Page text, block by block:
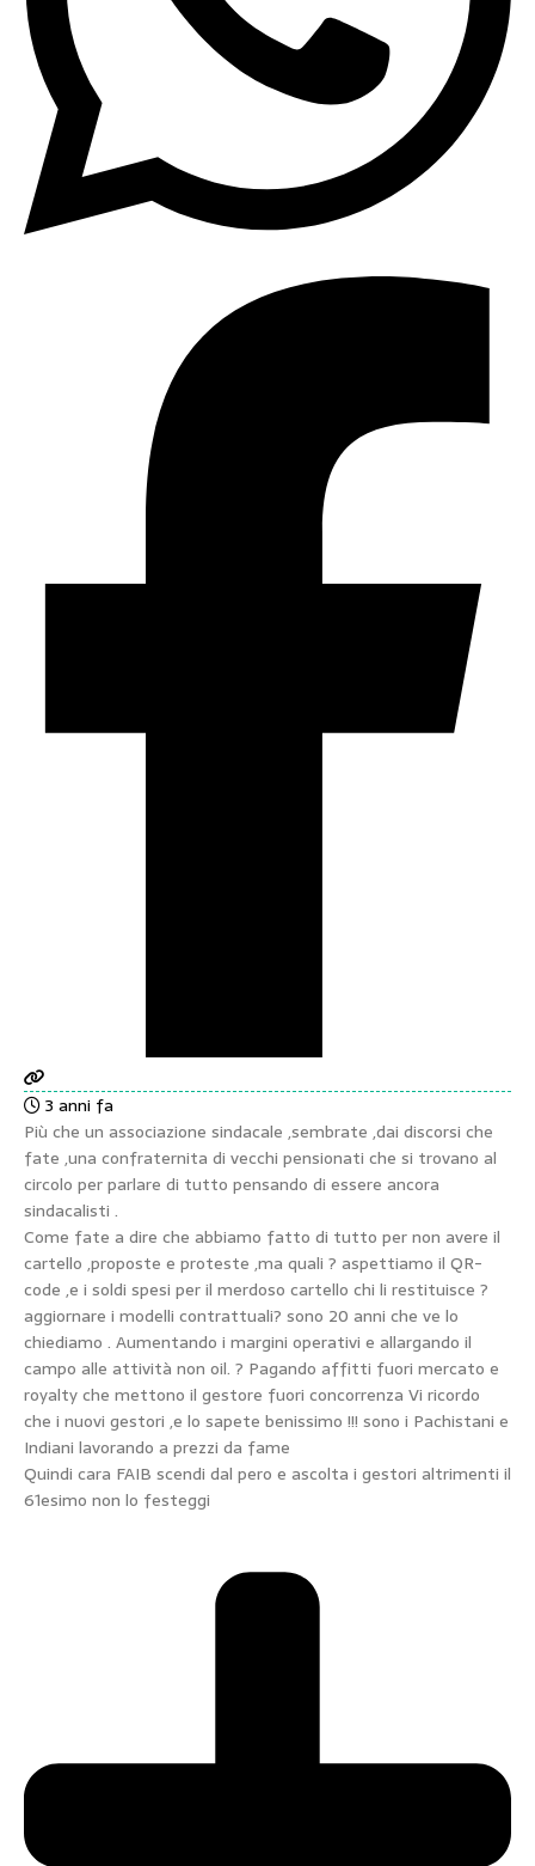
3 anni fa
Più che un associazione sindacale ,sembrate ,dai discorsi che
fate ,una confraternita di vecchi pensionati che si trovano al
circolo per parlare di tutto pensando di essere ancora
sindacalisti .
Come fate a dire che abbiamo fatto di tutto per non avere il
cartello ,proposte e proteste ,ma quali ? aspettiamo il QR-
code ,e i soldi spesi per il merdoso cartello chi li restituisce ?
aggiornare i modelli contrattuali? sono 20 anni che ve lo
chiediamo . Aumentando i margini operativi e allargando il
campo alle attività non oil. ? Pagando affitti fuori mercato e
royalty che mettono il gestore fuori concorrenza Vi ricordo
che i nuovi gestori ,e lo sapete benissimo !!! sono i Pachistani e
Indiani lavorando a prezzi da fame
Quindi cara FAIB scendi dal pero e ascolta i gestori altrimenti il
61esimo non lo festeggi